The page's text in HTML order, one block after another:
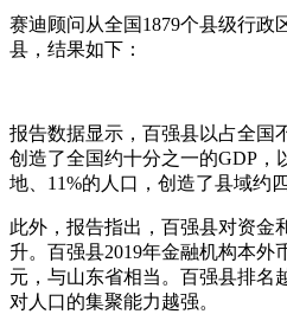
赛迪顾问从全国1879个县级行政
县，结果如下：
报告数据显示，百强县以占全国
创造了全国约十分之一的GDP，
地、11%的人口，创造了县域约
此外，报告指出，百强县对资金
升。百强县2019年金融机构本外
元，与山东省相当。百强县排名
对人口的集聚能力越强。